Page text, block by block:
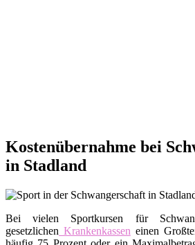
Kostenübernahme bei
in Stadland
Bei vielen Sportkursen für
gesetzlichen Krankenkassen einen